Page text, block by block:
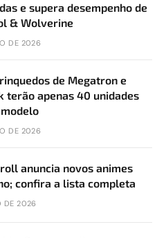
e supera desempenho de
& Wolverine
DE 2026
de Megatron e
terão apenas 40 unidades
DE 2026
anuncia novos animes
confira a lista completa
DE 2026